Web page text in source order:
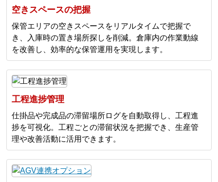
空きスペースの把握
保管エリアの空きスペースをリアルタイムで把握で
き、入庫時の置き場所探しを削減。倉庫内の作業動線
を改善し、効率的な保管運用を実現します。
工程進捗管理
仕掛品や完成品の滞留場所ログを自動取得し、工程進
捗を可視化。工程ごとの滞留状況を把握でき、生産管
理や改善活動に活用できます。